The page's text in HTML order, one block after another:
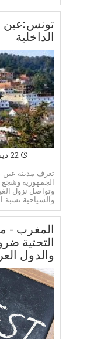
تونس:عين
الداخلية
22 ديسمبر 2023
تعرف مدينة عين
الجمهورية وشجع
وتواصل نزول
والسياحية نسبة
المغرب -
التحتية
والدول